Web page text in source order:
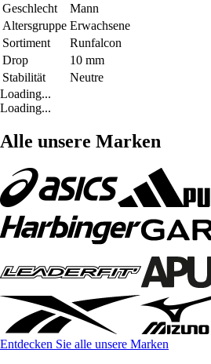
Geschlecht
Mann
Altersgruppe Erwachsene
Sortiment
Runfalcon
Drop
10 mm
Stabilität
Neutre
Loading...
Loading...
Alle unsere Marken
Entdecken Sie alle unsere Marken